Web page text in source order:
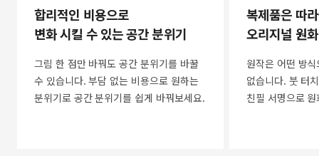
합리적인 비용으로
변화 시킬 수 있는 공간 분위기
그림 한 점만 바꿔도 공간 분위기를 바꿀
수 있습니다. 부담 없는 비용으로 원하는
분위기로 공간 분위기를 쉽게 바꿔보세요.
복제품은 따
오리지널 원
원작은 어떤 방
없습니다. 붓 터
친필 서명으로